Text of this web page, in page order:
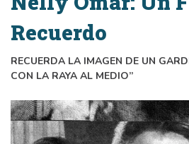
Recuerdo
RECUERDA LA IMAGEN DE UN
CON LA RAYA AL MEDIO”